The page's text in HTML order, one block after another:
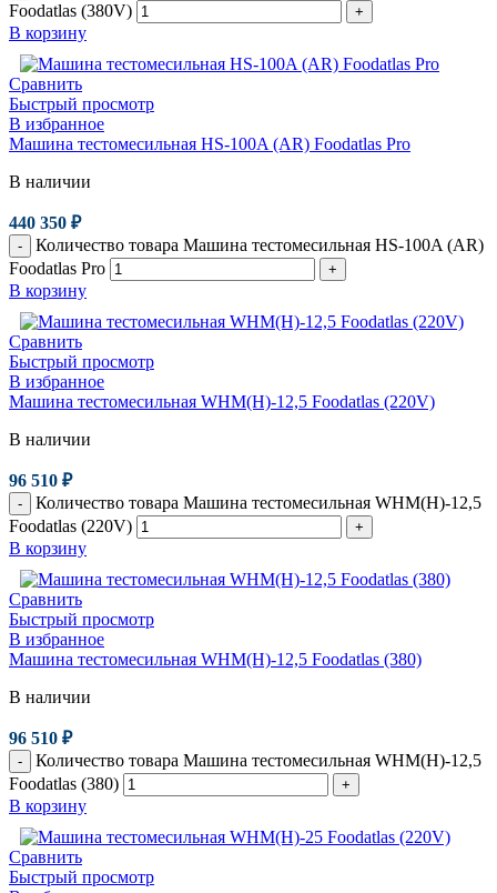
Foodatlas (380V)
+
В корзину
Сравнить
Быстрый просмотр
В избранное
Машина тестомесильная HS-100A (AR) Foodatlas Pro
В наличии
440 350 ₽
-
Количество товара Машина тестомесильная HS-100A (AR)
Foodatlas Pro
+
В корзину
Сравнить
Быстрый просмотр
В избранное
Машина тестомесильная WHM(H)-12,5 Foodatlas (220V)
В наличии
96 510 ₽
-
Количество товара Машина тестомесильная WHM(H)-12,5
Foodatlas (220V)
+
В корзину
Сравнить
Быстрый просмотр
В избранное
Машина тестомесильная WHM(H)-12,5 Foodatlas (380)
В наличии
96 510 ₽
-
Количество товара Машина тестомесильная WHM(H)-12,5
Foodatlas (380)
+
В корзину
Сравнить
Быстрый просмотр